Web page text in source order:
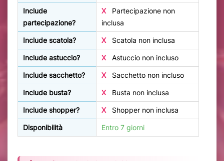
Include
partecipazione?
X
Partecipazione non
inclusa
Include scatola? X Scatola non inclusa
Include astuccio? X Astuccio non incluso
Include sacchetto? X Sacchetto non incluso
Include busta? X Busta non inclusa
Include shopper? X Shopper non inclusa
Disponibilità Entro 7 giorni